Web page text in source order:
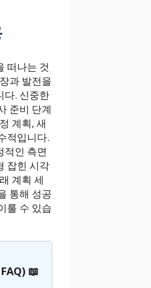
떠나는 것
과 발전을
다. 신중한
준비 단계
계획, 새
적입니다.
적인 측면
잡힌 시각
계획 세
통해 성공
룰 수 있습
📖